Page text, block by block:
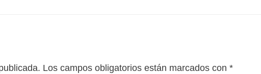
Los campos obligatorios están marcados con *